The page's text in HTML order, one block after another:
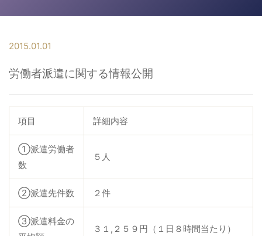
企業情報
採用情報
病院関係者の方
自治体関係者の方
2015.01.01
労働者派遣に関する情報公開
項目 詳細内容
①派遣労働者
数
５人
②派遣先件数 ２件
③派遣料金の
３１,２５９円（１日８時間当たり）